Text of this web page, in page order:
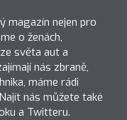
magazín nejen pro
o ženách,
světa aut a
nás zbraně,
máme rádi
nás můžete také
a Twitteru.